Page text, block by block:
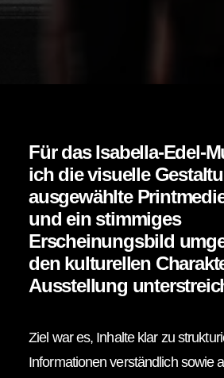
Für dasIsabella-Edel-
ich die visuelle
ausgewählte
und ein stimmiges
Erscheinungsbild
den kulturellen
Ausstellung
Ziel war es, Inhalte klar zu
Informationen verständlich sowie